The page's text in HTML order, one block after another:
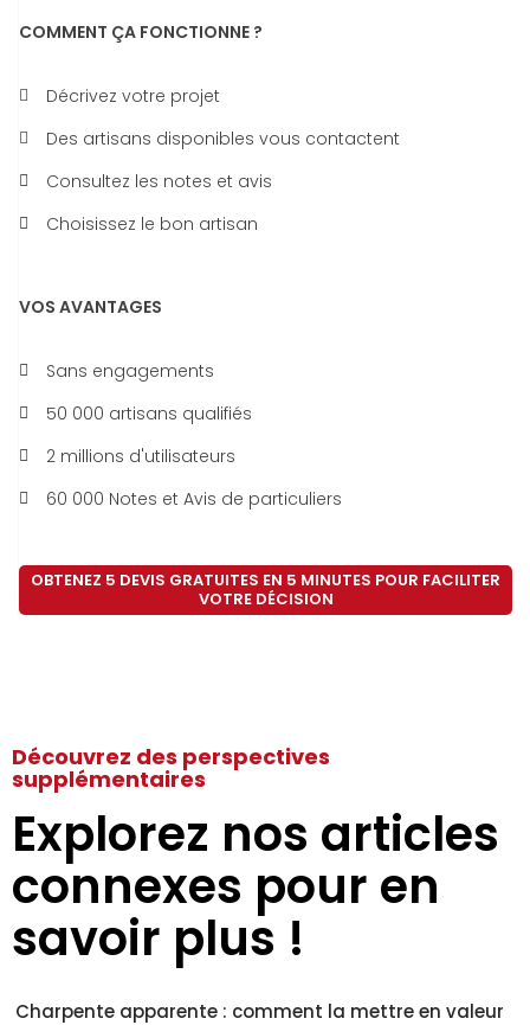
COMMENT ÇA FONCTIONNE ?
Décrivez votre projet
Des artisans disponibles vous contactent
Consultez les notes et avis
Choisissez le bon artisan
VOS AVANTAGES
Sans engagements
50 000 artisans qualifiés
2 millions d'utilisateurs
60 000 Notes et Avis de particuliers
OBTENEZ 5 DEVIS GRATUITES EN 5 MINUTES POUR FACILITER
VOTRE DÉCISION
Découvrez des perspectives
supplémentaires
Explorez nos articles
connexes pour en
savoir plus !
Charpente apparente : comment la mettre en valeur